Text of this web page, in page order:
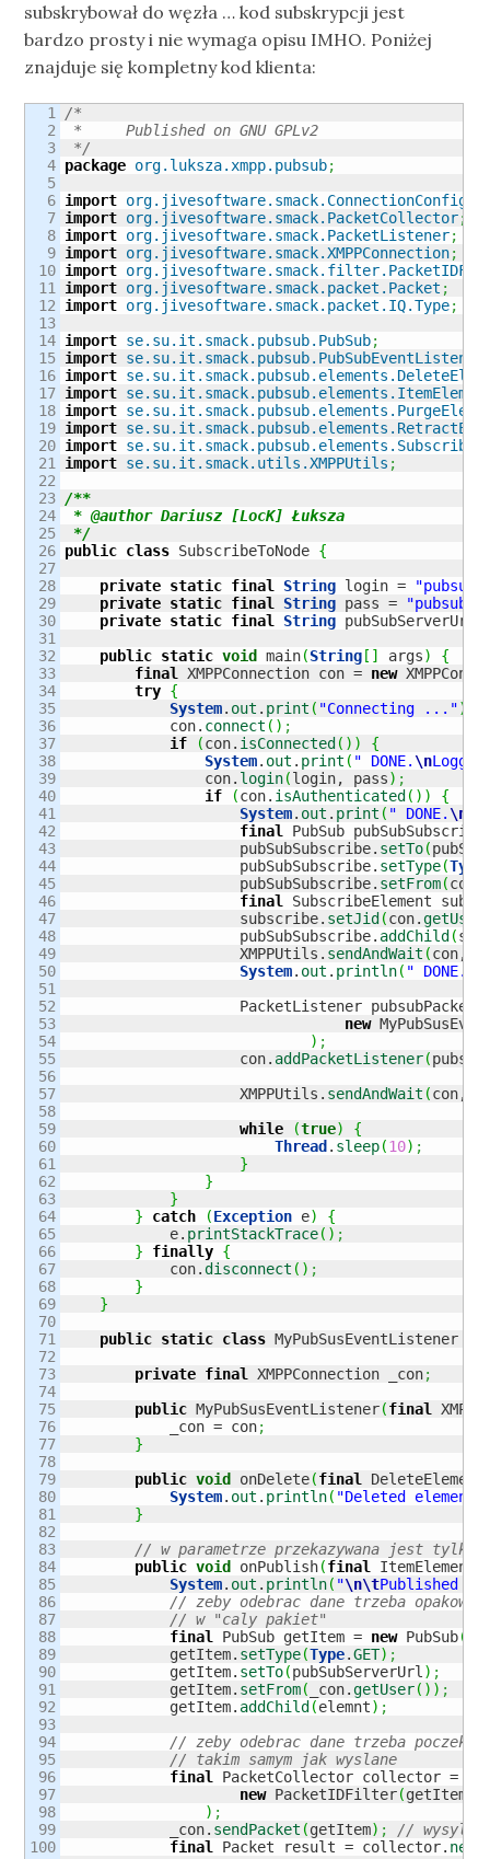
subskrybował do węzła … kod subskrypcji jest
bardzo prosty i nie wymaga opisu IMHO. Poniżej
znajduje się kompletny kod klienta:
1
2
3
4
5
6
7
8
9
10
11
12
13
14
15
16
17
18
19
20
21
22
23
24
25
26
27
28
29
30
31
32
33
34
35
36
37
38
39
40
41
42
43
44
45
46
47
48
49
50
51
52
53
54
55
56
57
58
59
60
61
62
63
64
65
66
67
68
69
70
71
72
73
74
75
76
77
78
79
80
81
82
83
84
85
86
87
88
89
90
91
92
93
94
95
96
97
98
99
100
/*
*     Published on GNU GPLv2
*/
package org.luksza.xmpp.pubsub;
import
import org.jivesoftware.smack.PacketCollector;
import org.jivesoftware.smack.PacketListener;
import org.jivesoftware.smack.XMPPConnection;
import
import org.jivesoftware.smack.packet.Packet ;
import org.jivesoftware.smack.packet.IQ.Type;
import se.su.it.smack.pubsub.PubSub;
import se.su.it.smack.pubsub.PubSubEventListener
import
import
import
import
import
import se.su.it.smack.utils.XMPPUtils ;
/**
* @author Dariusz [LocK] Łuksza
*/
public class SubscribeToNode {
private static final String login =
private static final String pass = "pubsub-
private static final String pubSubServerUrl
public static void main(String [ ] args)
{
final
XMPPConnection con = new
try {
System. out . print ( "Connecting ...")
            con.
connect ( ) ;
if
(con. isConnected ( ) )
{
System. out . print ( " DONE. \n
                con.
login(login, pass) ;
if
(con. isAuthenticated ( ) )
{
System. out . print ( " DONE. \n
final
PubSub
                    pubSubSubscribe.
setTo(
                    pubSubSubscribe.
setType(Type
                    pubSubSubscribe.
setFrom(con.
final
SubscribeElement
                    subscribe.
setJid (con.getUser
                    pubSubSubscribe.
addChild (
                    XMPPUtils.
sendAndWait (con,
System. out . println( " DONE."
PacketListener
new
) ;
                    con.
addPacketListener(
                    XMPPUtils.
sendAndWait (con,
while
(true)
{
Thread . sleep(10) ;
}
}
}
}
catch (Exception e)
{
            e.
printStackTrace( ) ;
}
finally {
            con.
disconnect ( ) ;
}
}
public static class MyPubSusEventListener
private final XMPPConnection _con;
public MyPubSusEventListener(final
            _con = con
;
}
public void onDelete(final
System. out . println( "Deleted
}
// w parametrze przekazywana jest tylko
public void onPublish(final
ItemElement
System. out . println( "\n\tPublished
// zeby odebrac dane trzeba opakowac
// w "caly pakiet"
final
PubSub getItem = new PubSub(
            getItem.
setType(Type.GET) ;
            getItem.
setTo(pubSubServerUrl ) ;
            getItem.
setFrom( _con.getUser( ) ) ;
            getItem.
addChild (elemnt) ;
// zeby odebrac dane trzeba
// takim samym jak wyslane
final
PacketCollector collector =
new PacketIDFilter(getItem.
) ;
            _con.
sendPacket (getItem) ;
//
final
Packet result = collector.